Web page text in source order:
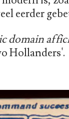
eerder
domain
Hollanders'.